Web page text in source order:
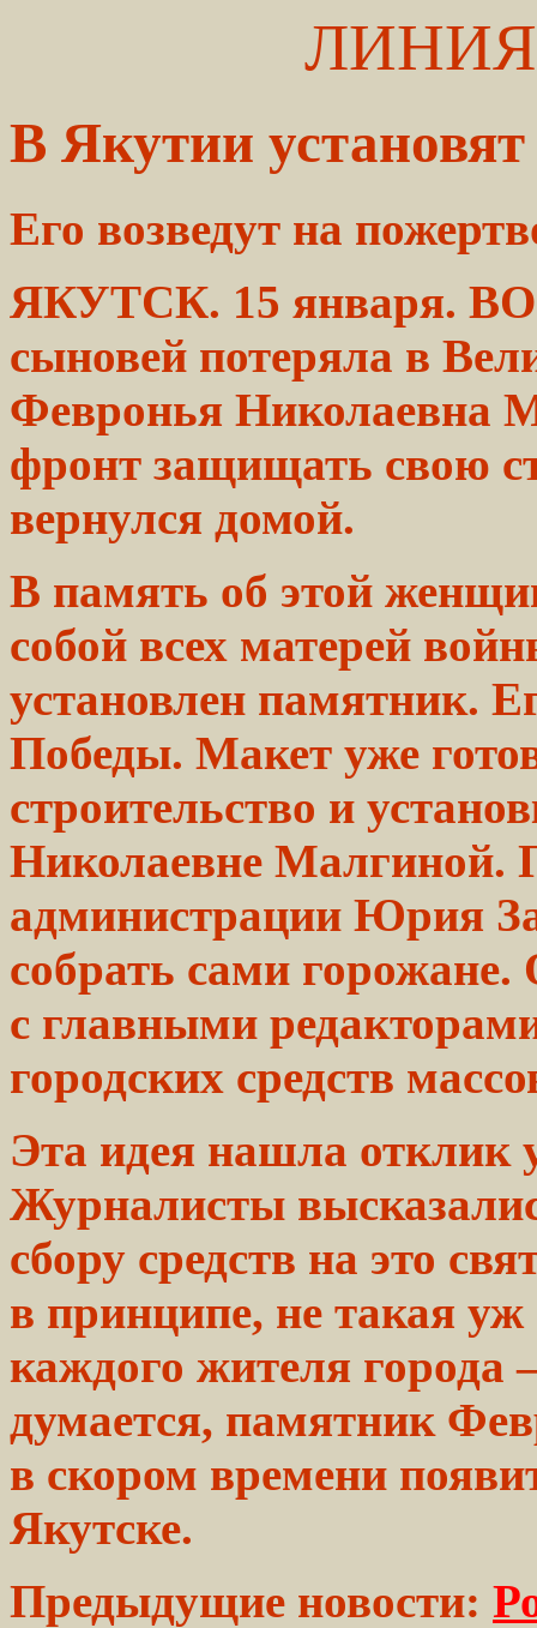
В Якутии
Его возведут на
ЯКУТСК. 15 января.
сыновей потеряла в
Февронья Николаевна
фронт защищать свою
вернулся домой.
В память об этой
собой всех матерей
установлен памятник.
Победы. Макет уже
строительство и
Николаевне Малгиной.
администрации Юрия
собрать сами горожане.
с главными
городских средств
Эта идея нашла отклик
Журналисты
сбору средств на это
в принципе, не такая
каждого жителя города
думается, памятник
в скором времени
Якутске.
Предыдущие новости: